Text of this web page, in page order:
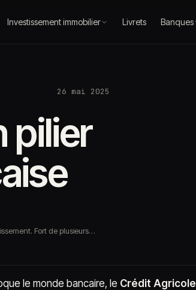
Investissement immobilier Livrets Banques
26 mai 2025
pilier
Fort de plusieurs…
le monde bancaire, le Crédit Agricole